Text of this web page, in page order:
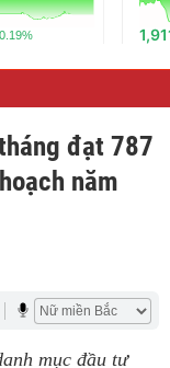
0.19%
đạt 787
năm
mục đầu tư